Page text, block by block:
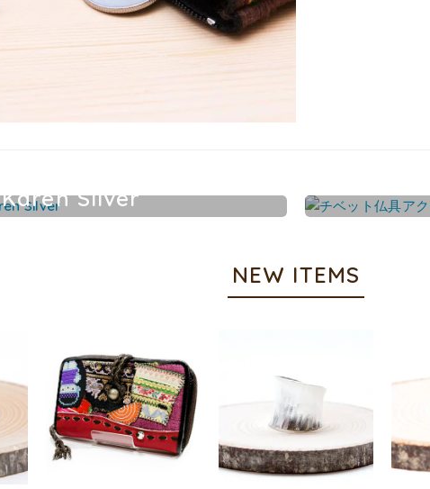
Karen Silver
NEW ITEMS